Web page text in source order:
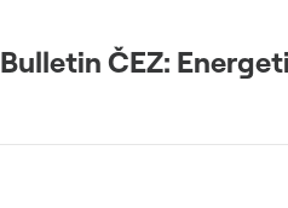
Bulletin ČEZ: